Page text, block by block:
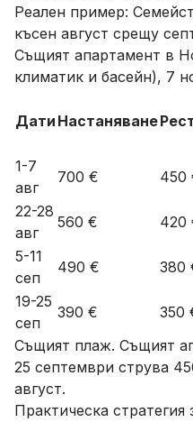
Реален пример:
късен август срещу
Същият апартамент в
климатик и басейн), 7
Дати Настаняване
1-7
авг
700 € 450
22-28
авг
560 € 420
5-11
сеп
490 € 380
19-25
сеп
390 € 350
Същият плаж. Същият
25 септември струва
август.
Практическа стратегия